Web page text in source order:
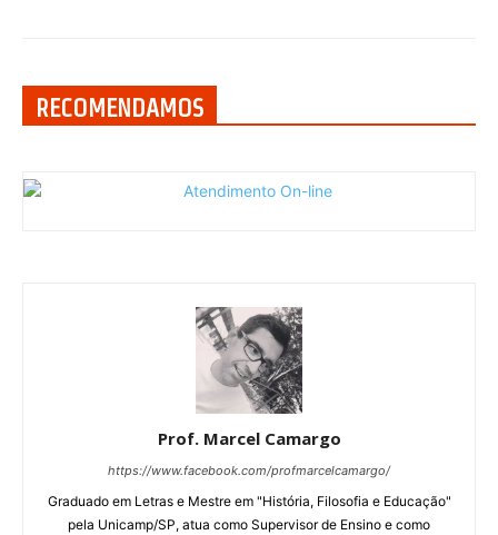
RECOMENDAMOS
Prof. Marcel Camargo
https://www.facebook.com/profmarcelcamargo/
Graduado em Letras e Mestre em "História, Filosofia e Educação"
pela Unicamp/SP, atua como Supervisor de Ensino e como